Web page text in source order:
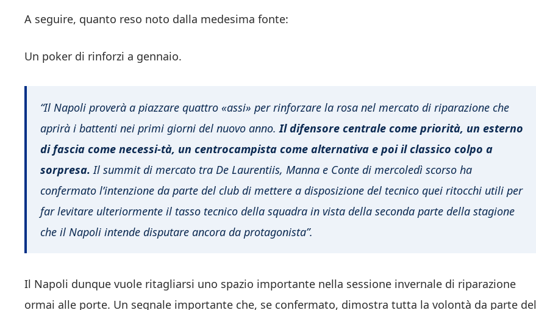
A seguire, quanto reso noto dalla medesima fonte:
Un poker di rinforzi a gennaio.
“Il Napoli proverà a piazzare quattro «assi» per rinforzare la rosa nel mercato di riparazione che
aprirà i battenti nei primi giorni del nuovo anno.Il difensore centrale come priorità, un esterno
di fascia come necessi-tà, un centrocampista come alternativa e poi il classico colpo a
sorpresa. Il summit di mercato tra De Laurentiis, Manna e Conte di mercoledì scorso ha
confermato l’intenzione da parte del club di mettere a disposizione del tecnico quei ritocchi utili per
far levitare ulteriormente il tasso tecnico della squadra in vista della seconda parte della stagione
che il Napoli intende disputare ancora da protagonista”.
Il Napoli dunque vuole ritagliarsi uno spazio importante nella sessione invernale di riparazione
ormai alle porte. Un segnale importante che, se confermato, dimostra tutta la volontà da parte del